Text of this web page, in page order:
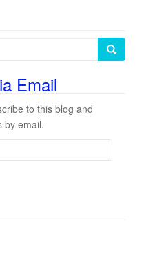
Email
to this blog and
by email.